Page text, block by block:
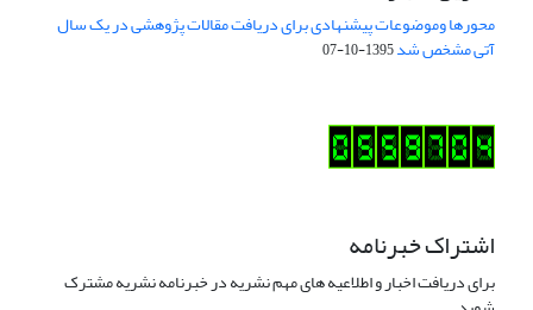
محورها وموضوعات پیشنهادی برای دریافت مقالات پژوهشی در یک سال
آتی مشخص شد1395-10-07
اشتراک خبرنامه
برای دریافت اخبار و اطلاعیه های مهم نشریه در خبرنامه نشریه مشترک